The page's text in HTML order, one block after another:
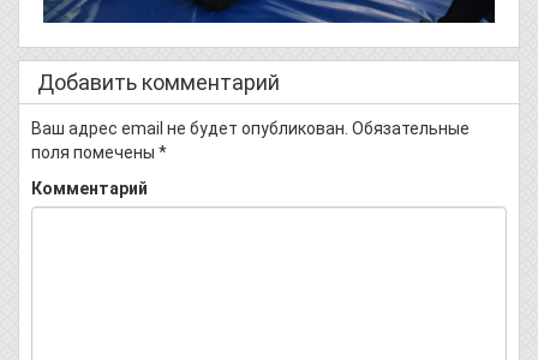
Добавить комментарий
Ваш адрес email не будет опубликован. Обязательные
поля помечены *
Комментарий